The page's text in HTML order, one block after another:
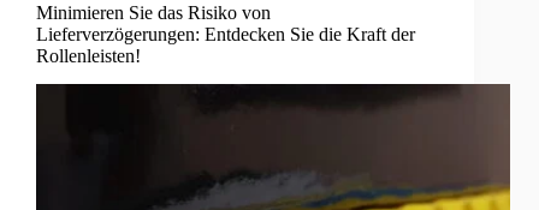
Minimieren Sie das Risiko von
Lieferverzögerungen: Entdecken Sie die Kraft der
Rollenleisten!